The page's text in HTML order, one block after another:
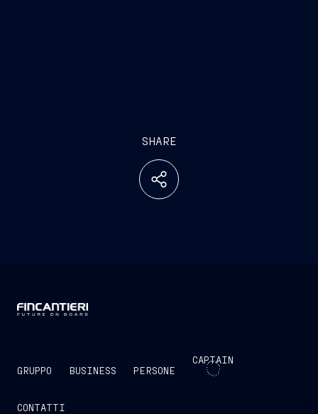
SHARE
GRUPPO BUSINESS PERSONE
CAPTAIN
CONTATTI